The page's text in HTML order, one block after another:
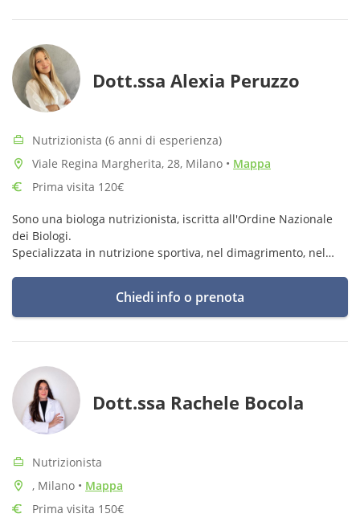
Dott.ssa Alexia Peruzzo
Nutrizionista (6 anni di esperienza)
Viale Regina Margherita, 28, Milano • Mappa
Prima visita 120€
Sono una biologa nutrizionista, iscritta all'Ordine Nazionale
dei Biologi.
Specializzata in nutrizione sportiva, nel dimagrimento, nel
Chiedi info o prenota
Dott.ssa Rachele Bocola
Nutrizionista
, Milano • Mappa
Prima visita 150€